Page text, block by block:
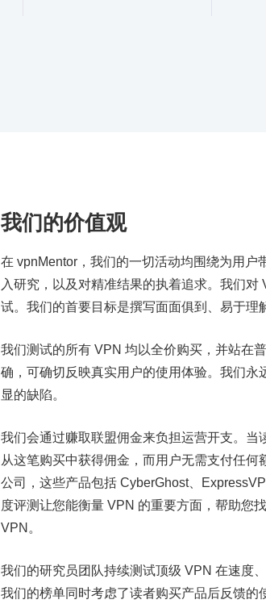
我们的价值观
在 vpnMentor，我们的一切活动均围绕为用
入研究，以及对精准结果的执着追求。我们
试。我们的首要目标是撰写面面俱到、易于理
我们测试的所有 VPN 均以全价购买，并站在
确，可确切反映真实用户的使用体验。我们
显的缺陷。
我们会通过赚取联盟佣金来负担运营开支。
从这笔购买中获得佣金，而用户无需支付任
公司，这些产品包括 CyberGhost、
度评测让您能衡量 VPN 的重要方面，帮助您
VPN。
我们的研究员团队持续测试顶级 VPN 在速度
我们的榜单同时考虑了读者购买产品后反馈的